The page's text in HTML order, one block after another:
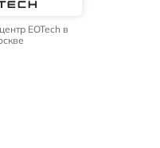
EOTech в